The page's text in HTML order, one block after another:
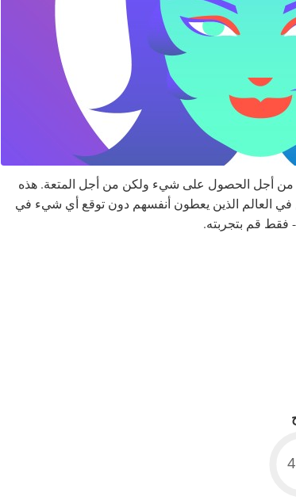
من أجل الحصول على شيء ولكن من أجل المتعة. هذه
العالم الذين يعطون أنفسهم دون توقع أي شيء في
فقط قم بتجربته.